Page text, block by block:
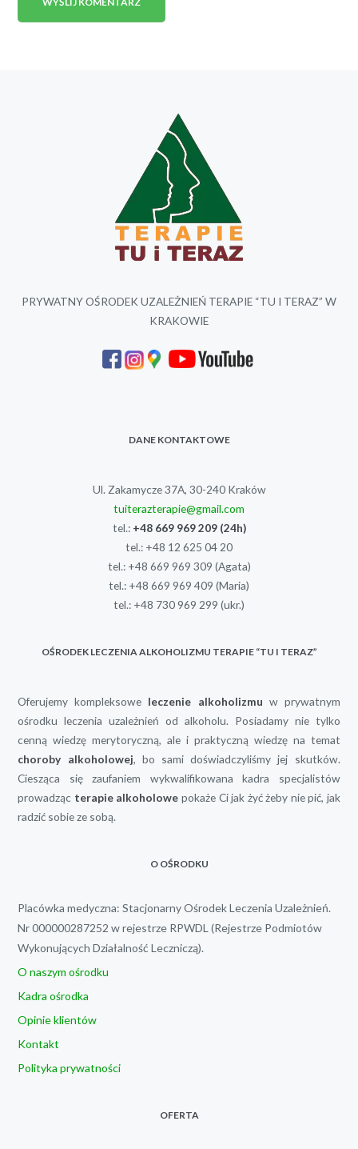
PRYWATNY OŚRODEK UZALEŻNIEŃ TERAPIE “TU I TERAZ” W
KRAKOWIE
DANE KONTAKTOWE
Ul. Zakamycze 37A, 30-240 Kraków
tuiterazterapie@gmail.com
tel.: +48 669 969 209(24h)
tel.: +48 12 625 04 20
tel.: +48 669 969 309 (Agata)
tel.: +48 669 969 409 (Maria)
tel.: +48 730 969 299 (ukr.)
OŚRODEK LECZENIA ALKOHOLIZMU TERAPIE “TU I TERAZ”
Oferujemy kompleksowe leczenie alkoholizmu w prywatnym
ośrodku leczenia uzależnień od alkoholu. Posiadamy nie tylko
cenną wiedzę merytoryczną, ale i praktyczną wiedzę na temat
choroby alkoholowej, bo sami doświadczyliśmy jej skutków.
Ciesząca się zaufaniem wykwalifikowana kadra specjalistów
prowadząc terapie alkoholowe pokaże Ci jak żyć żeby nie pić, jak
radzić sobie ze sobą.
O OŚRODKU
Placówka medyczna: Stacjonarny Ośrodek Leczenia Uzależnień.
Nr 000000287252 w rejestrze RPWDL (Rejestrze Podmiotów
Wykonujących Działalność Leczniczą).
O naszym ośrodku
Kadra ośrodka
Opinie klientów
Kontakt
Polityka prywatności
OFERTA